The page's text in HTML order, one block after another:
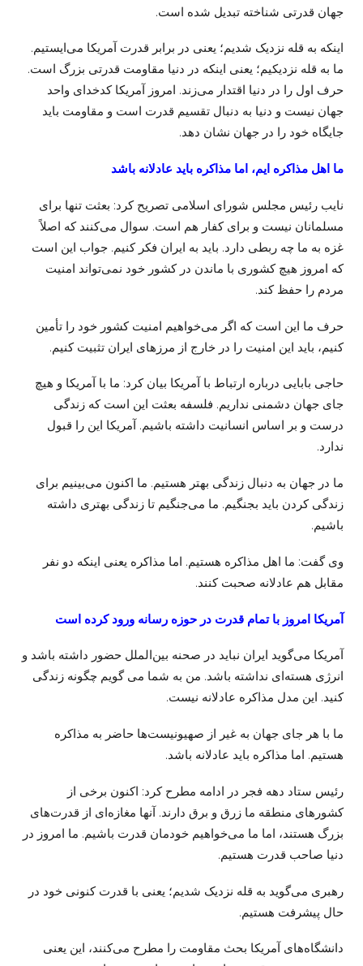
جهان قدرتی شناخته تبدیل شده است.
اینکه به قله نزدیک شدیم؛ یعنی در برابر قدرت آمریکا می‌ایستیم.
ما به قله نزدیکیم؛ یعنی اینکه در دنیا مقاومت قدرتی بزرگ است.
حرف اول را در دنیا اقتدار می‌زند. امروز آمریکا کدخدای واحد
جهان نیست و دنیا به دنبال تقسیم قدرت است و مقاومت باید
جایگاه خود را در جهان نشان دهد.
ما اهل مذاکره ایم، اما مذاکره باید عادلانه باشد
نایب رئیس مجلس شورای اسلامی تصریح کرد: بعثت تنها برای
مسلمانان نیست و برای کفار هم است. سوال می‌کنند که اصلاً
غزه به ما چه ربطی دارد. باید به ایران فکر کنیم. جواب این است
که امروز هیچ کشوری با ماندن در کشور خود نمی‌تواند امنیت
مردم را حفظ کند.
حرف ما این است که اگر می‌خواهیم امنیت کشور خود را تأمین
کنیم، باید این امنیت را در خارج از مرزهای ایران تثبیت کنیم.
حاجی بابایی درباره ارتباط با آمریکا بیان کرد: ما با آمریکا و هیچ
جای جهان دشمنی نداریم. فلسفه بعثت این است که زندگی
درست و بر اساس انسانیت داشته باشیم. آمریکا این را قبول
ندارد.
ما در جهان به دنبال زندگی بهتر هستیم. ما اکنون می‌بینیم برای
زندگی کردن باید بجنگیم. ما می‌جنگیم تا زندگی بهتری داشته
باشیم.
وی گفت: ما اهل مذاکره هستیم. اما مذاکره یعنی اینکه دو نفر
مقابل هم عادلانه صحبت کنند.
آمریکا امروز با تمام قدرت در حوزه رسانه ورود کرده است
آمریکا می‌گوید ایران نباید در صحنه بین‌الملل حضور داشته باشد و
انرژی هسته‌ای نداشته باشد. من به شما می گویم چگونه زندگی
کنید. این مدل مذاکره عادلانه نیست.
ما با هر جای جهان به غیر از صهیونیست‌ها حاضر به مذاکره
هستیم. اما مذاکره باید عادلانه باشد.
رئیس ستاد دهه فجر در ادامه مطرح کرد: اکنون برخی از
کشورهای منطقه ما زرق و برق دارند. آنها مغازه‌ای از قدرت‌های
بزرگ هستند، اما ما می‌خواهیم خودمان قدرت باشیم. ما امروز در
دنیا صاحب قدرت هستیم.
رهبری می‌گوید به قله نزدیک شدیم؛ یعنی با قدرت کنونی خود در
حال پیشرفت هستیم.
دانشگاه‌های آمریکا بحث مقاومت را مطرح می‌کنند، این یعنی